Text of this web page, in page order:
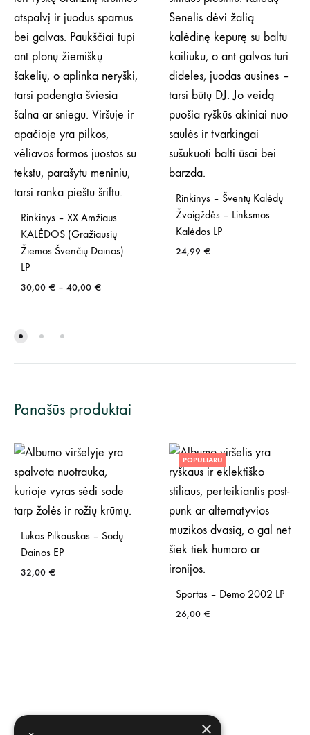
Rinkinys – XX Amžiaus
KALĖDOS (Gražiausių
Žiemos Švenčių Dainos)
LP
30,00 € – 40,00 €Price
Rinkinys – Šventų Kalėdų
Žvaigždės – Linksmos
Kalėdos LP
24,99 €
Panašūs produktai
Lukas Pilkauskas – Sodų
Dainos EP
32,00 €
POPULIARU
Sportas – Demo 2002 LP
26,00 €
×